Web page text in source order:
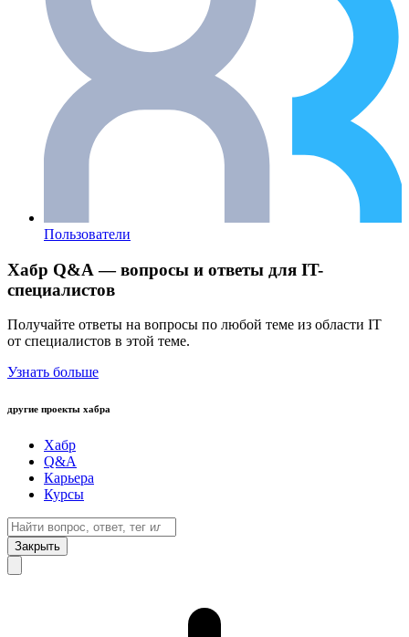
Пользователи
Хабр Q&A — вопросы и ответы для IT-
специалистов
Получайте ответы на вопросы по любой теме из области IT
от специалистов в этой теме.
Узнать больше
другие проекты хабра
Хабр
Q&A
Карьера
Курсы
Закрыть